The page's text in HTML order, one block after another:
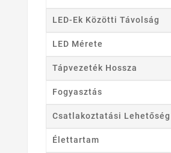
LED-Ek Közötti Távolság
LED Mérete
Tápvezeték Hossza
Fogyasztás
Csatlakoztatási Lehetőség
Élettartam